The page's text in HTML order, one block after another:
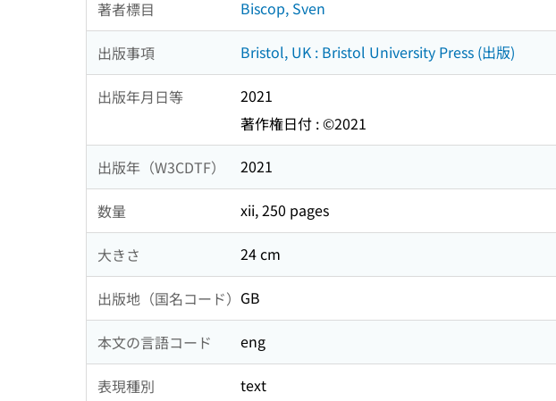
著者標目 Biscop, Sven
出版事項 Bristol, UK : Bristol University Press (出版)
出版年月日等
2021
著作権日付 : ©2021
出版年（W3CDTF） 2021
数量 xii, 250 pages
大きさ 24 cm
出版地（国名コード） GB
本文の言語コード eng
表現種別 text